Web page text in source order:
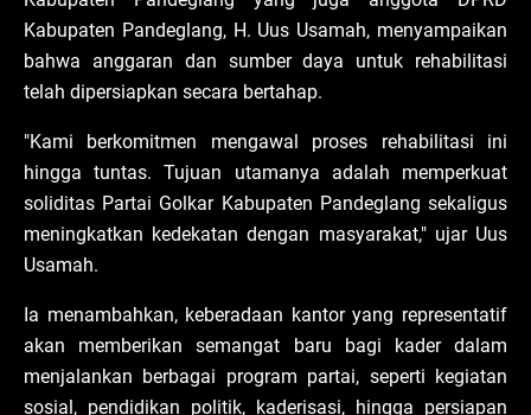
Kabupaten Pandeglang, H. Uus Usamah, menyampaikan
bahwa anggaran dan sumber daya untuk rehabilitasi
telah dipersiapkan secara bertahap.
"Kami berkomitmen mengawal proses rehabilitasi ini
hingga tuntas. Tujuan utamanya adalah memperkuat
soliditas Partai Golkar Kabupaten Pandeglang sekaligus
meningkatkan kedekatan dengan masyarakat," ujar Uus
Usamah.
Ia menambahkan, keberadaan kantor yang representatif
akan memberikan semangat baru bagi kader dalam
menjalankan berbagai program partai, seperti kegiatan
sosial, pendidikan politik, kaderisasi, hingga persiapan